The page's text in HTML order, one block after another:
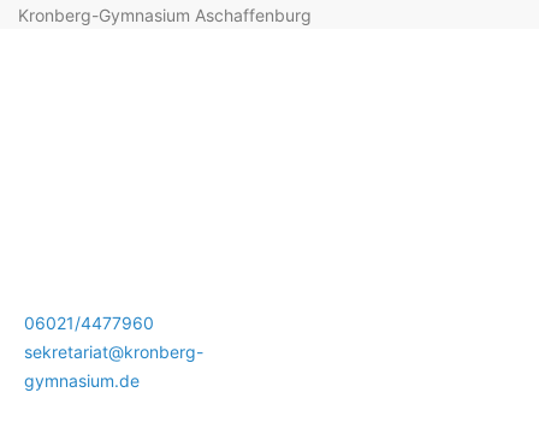
Kronberg-Gymnasium Aschaffenburg
06021/4477960
sekretariat@kronberg-
gymnasium.de